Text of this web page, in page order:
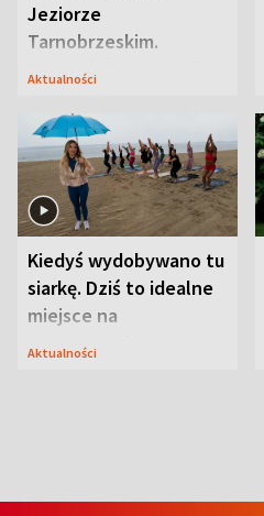
Jeziorze
Tarnobrzeskim.
Przyrodnicy zwracają
Aktualności
Kiedyś wydobywano tu
siarkę. Dziś to idealne
miejsce na
wypoczynek
Aktualności